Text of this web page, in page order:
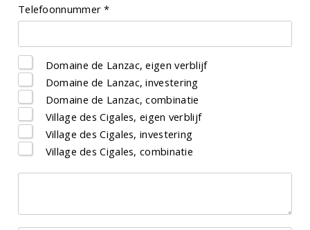
Telefoonnummer *
Domaine de Lanzac, eigen verblijf
Domaine de Lanzac, investering
Domaine de Lanzac, combinatie
Village des Cigales, eigen verblijf
Village des Cigales, investering
Village des Cigales, combinatie